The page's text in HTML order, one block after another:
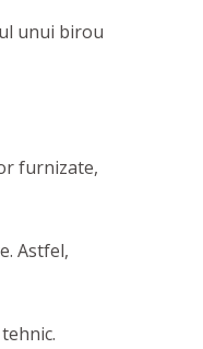
unui birou
furnizate,
Astfel,